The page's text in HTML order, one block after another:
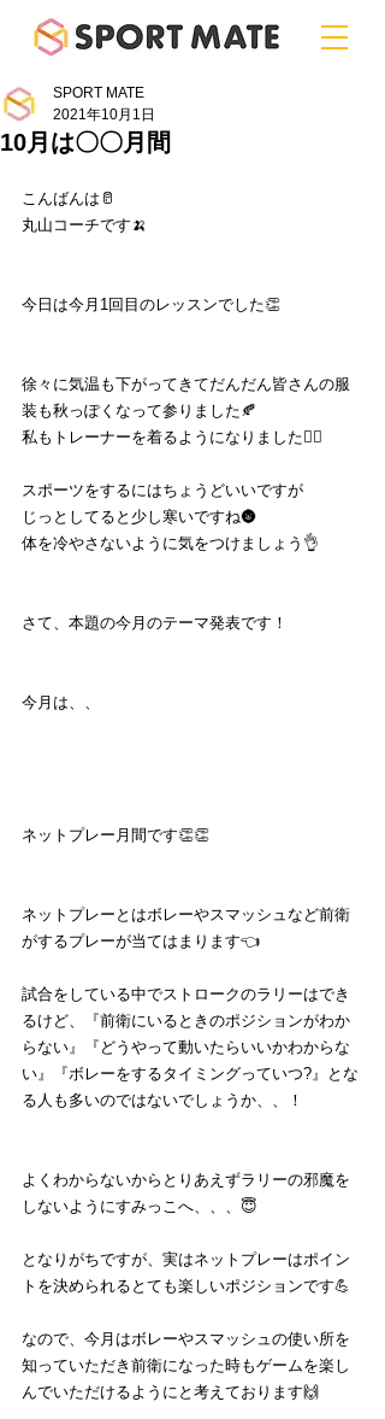
10月は〇〇月間
SPORT MATE
2021年10月1日
こんばんは🥛
丸山コーチです🍌
今日は今月1回目のレッスンでした👏
徐々に気温も下がってきてだんだん皆さんの服
装も秋っぽくなって参りました🍂
私もトレーナーを着るようになりました🙆‍♂️
スポーツをするにはちょうどいいですが
じっとしてると少し寒いですね🌚
体を冷やさないように気をつけましょう👌
さて、本題の今月のテーマ発表です！
今月は、、
ネットプレー月間です👏👏
ネットプレーとはボレーやスマッシュなど前衛
がするプレーが当てはまります👈
試合をしている中でストロークのラリーはでき
るけど、『前衛にいるときのポジションがわか
らない』『どうやって動いたらいいかわからな
い』『ボレーをするタイミングっていつ?』とな
る人も多いのではないでしょうか、、！
よくわからないからとりあえずラリーの邪魔を
しないようにすみっこへ、、、😇
となりがちですが、実はネットプレーはポイン
トを決められるとても楽しいポジションです💪
なので、今月はボレーやスマッシュの使い所を
知っていただき前衛になった時もゲームを楽し
んでいただけるようにと考えております🙌